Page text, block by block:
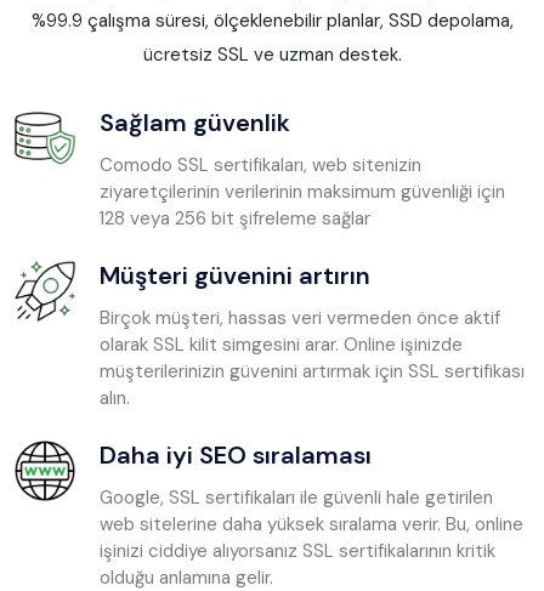
%99.9 çalışma süresi, ölçeklenebilir planlar, SSD depolama,
ücretsiz SSL ve uzman destek.
Sağlam güvenlik
Comodo SSL sertifikaları, web sitenizin
ziyaretçilerinin verilerinin maksimum güvenliği için
128 veya 256 bit şifreleme sağlar
Müşteri güvenini artırın
Birçok müşteri, hassas veri vermeden önce aktif
olarak SSL kilit simgesini arar. Online işinizde
müşterilerinizin güvenini artırmak için SSL sertifikası
alın.
Daha iyi SEO sıralaması
Google, SSL sertifikaları ile güvenli hale getirilen
web sitelerine daha yüksek sıralama verir. Bu, online
işinizi ciddiye alıyorsanız SSL sertifikalarının kritik
olduğu anlamına gelir.